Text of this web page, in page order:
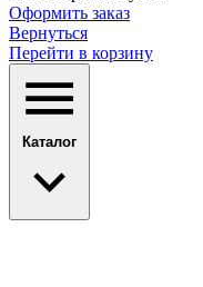
Оформить заказ
Вернуться
Перейти в корзину
Каталог